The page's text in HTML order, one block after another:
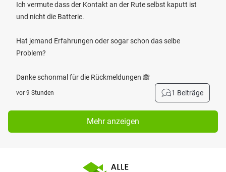
Ich vermute dass der Kontakt an der Rute selbst kaputt ist
und nicht die Batterie.
Hat jemand Erfahrungen oder sogar schon das selbe
Problem?
Danke schonmal für die Rückmeldungen 🙈
vor 9 Stunden 1 Beiträge
Mehr anzeigen